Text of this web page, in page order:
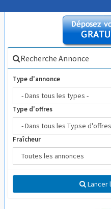
Recherche Annonce
Type d'annonce
Type d'offres
Fraîcheur
Lancer